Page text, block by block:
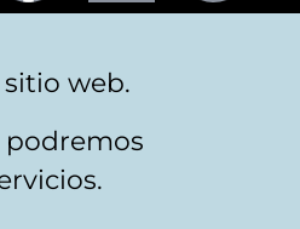
facebookyoutubeX
web.
podremos